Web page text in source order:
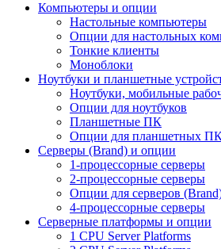
Компьютеры и опции
Настольные компьютеры
Опции для настольных
Тонкие клиенты
Моноблоки
Ноутбуки и планшетные
Ноутбуки, мобильные
Опции для ноутбуков
Планшетные ПК
Опции для планшетных
Серверы (Brand) и опции
1-процессорные серверы
2-процессорные серверы
Опции для серверов
4-процессорные серверы
Серверные платформы и опции
1 CPU Server Platforms